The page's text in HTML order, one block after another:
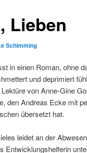
Lieben
Schimming
in einen Roman, ohne
und deprimiert
von Anne-Gine
den Andreas Ecke mit
übersetzt hat.
leidet an der
Entwicklungshelferin